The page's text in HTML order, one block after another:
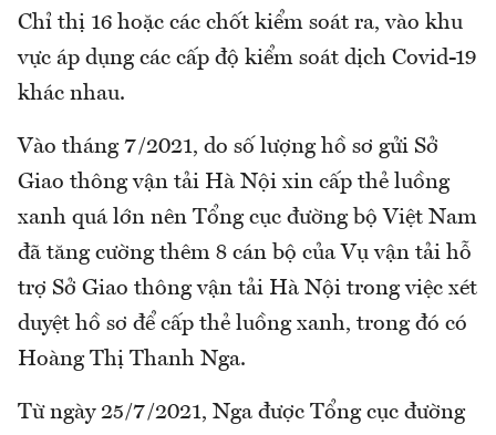
Chỉ thị 16 hoặc các chốt kiểm soát ra, vào khu
vực áp dụng các cấp độ kiểm soát dịch Covid-19
khác nhau.
Vào tháng 7/2021, do số lượng hồ sơ gửi Sở
Giao thông vận tải Hà Nội xin cấp thẻ luồng
xanh quá lớn nên Tổng cục đường bộ Việt Nam
đã tăng cường thêm 8 cán bộ của Vụ vận tải hỗ
trợ Sở Giao thông vận tải Hà Nội trong việc xét
duyệt hồ sơ để cấp thẻ luồng xanh, trong đó có
Hoàng Thị Thanh Nga.
Từ ngày 25/7/2021, Nga được Tổng cục đường